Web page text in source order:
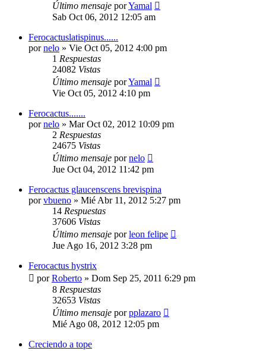
Último mensaje porYamal
Sab Oct 06, 2012 12:05 am
Ferocactuslatispinus......
pornelo » Vie Oct 05, 2012 4:00 pm
1 Respuestas
24082 Vistas
Último mensaje porYamal
Vie Oct 05, 2012 4:10 pm
Ferocactus.......
pornelo » Mar Oct 02, 2012 10:09 pm
2 Respuestas
24675 Vistas
Último mensaje pornelo
Jue Oct 04, 2012 11:42 pm
Ferocactus glaucenscens brevispina
porvbueno » Mié Abr 11, 2012 5:27 pm
14 Respuestas
37606 Vistas
Último mensaje porleon felipe
Jue Ago 16, 2012 3:28 pm
Ferocactus hystrix
porRoberto » Dom Sep 25, 2011 6:29 pm
8 Respuestas
32653 Vistas
Último mensaje porpplazaro
Mié Ago 08, 2012 12:05 pm
Creciendo a tope